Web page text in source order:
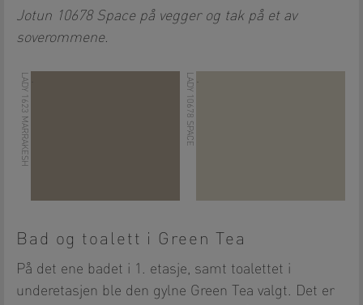
Jotun 10678 Space på vegger og tak på et av
soverommene.
LADY 1623 MARRAKESH LADY 10678 SPACE .
Bad og toalett i Green Tea
På det ene badet i 1. etasje, samt toalettet i
underetasjen ble den gylne Green Tea valgt. Det er